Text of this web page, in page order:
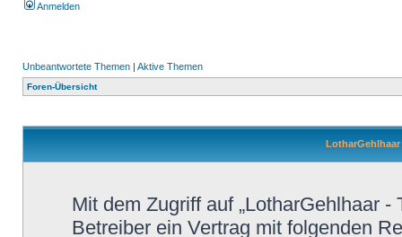
Anmelden
Unbeantwortete Themen | Aktive Themen
Foren-Übersicht
Mit dem Zugriff auf „LotharGehlhaar
Betreiber ein Vertrag mit folgenden